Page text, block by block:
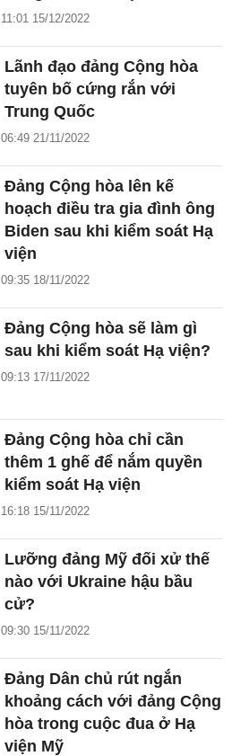
11:01 15/12/2022
Lãnh đạo đảng Cộng hòa
tuyên bố cứng rắn với
Trung Quốc
06:49 21/11/2022
Đảng Cộng hòa lên kế
hoạch điều tra gia đình ông
Biden sau khi kiểm soát Hạ
viện
09:35 18/11/2022
Đảng Cộng hòa sẽ làm gì
sau khi kiểm soát Hạ viện?
09:13 17/11/2022
Đảng Cộng hòa chỉ cần
thêm 1 ghế để nắm quyền
kiểm soát Hạ viện
16:18 15/11/2022
Lưỡng đảng Mỹ đối xử thế
nào với Ukraine hậu bầu
cử?
09:30 15/11/2022
Đảng Dân chủ rút ngắn
khoảng cách với đảng Cộng
hòa trong cuộc đua ở Hạ
viện Mỹ